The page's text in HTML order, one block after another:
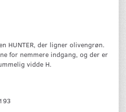
HUNTER, der ligner olivengrøn.
for nemmere indgang, og der er
vidde H.